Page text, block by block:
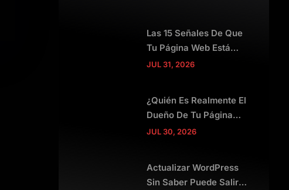
Las 15 Señales De Que
Tu Página Web Está
Espantando Clientes
JUL 31, 2026
¿Quién Es Realmente El
Dueño De Tu Página
Web?
JUL 30, 2026
Actualizar WordPress
Sin Saber Puede Salir